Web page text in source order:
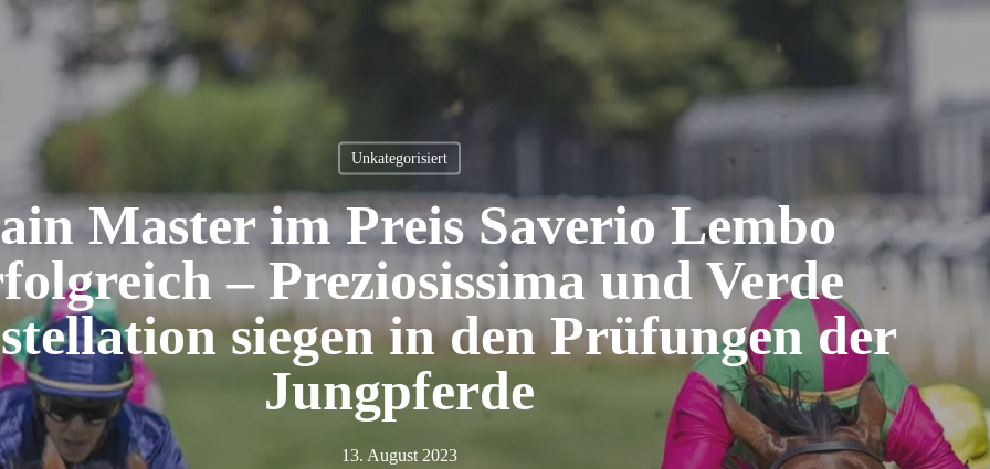
Unkategorisiert
Master im Preis Saverio Lembo
– Preziosissima und Verde
siegen in den Prüfungen der
Jungpferde
13. August 2023